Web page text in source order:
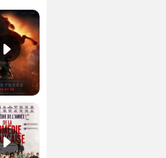
De la Comédie-Française Teaser VF